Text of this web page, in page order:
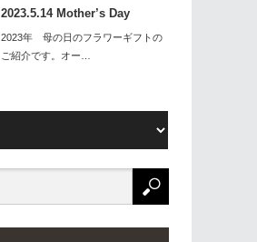
2023.5.14 Mother’s Day
2023年 母の日のフラワーギフトの
ご紹介です。オー…